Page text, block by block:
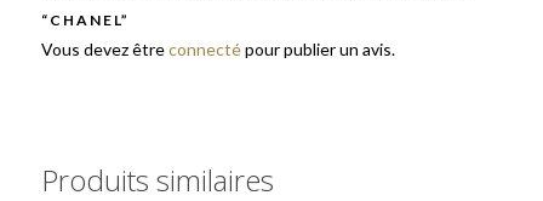
“CHANEL”
Vous devez êtreconnectépour publier un avis.
Produits similaires